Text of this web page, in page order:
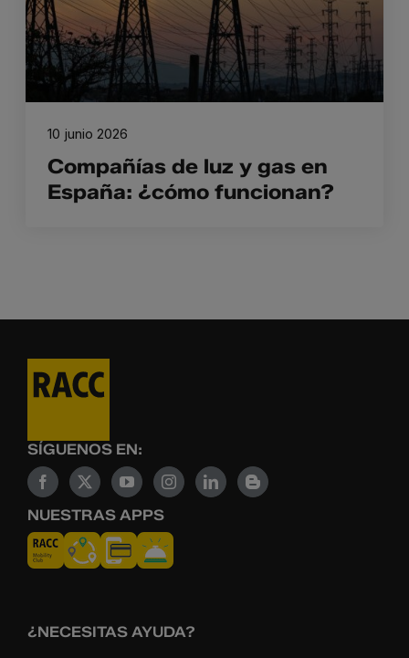
Compañías de luz y gas en
España: ¿cómo funcionan?
10 junio 2026
SÍGUENOS EN:
NUESTRAS APPS
¿NECESITAS AYUDA?